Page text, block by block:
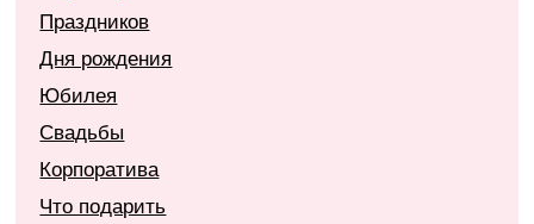
Праздников
Дня рождения
Юбилея
Свадьбы
Корпоратива
Что подарить